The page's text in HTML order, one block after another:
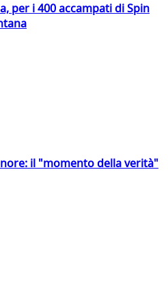
per i 400 accampati di Spin
il "momento della verità"